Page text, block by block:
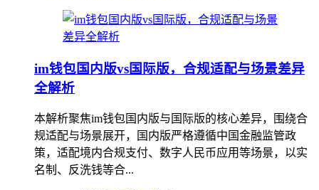
im钱包国内版vs国际版，合规适配与场景差异
全解析
本解析聚焦im钱包国内版与国际版的核心差异，围绕合
规适配与场景展开，国内版严格遵循中国金融监管政
策，适配境内合规支付、数字人民币应用等场景，以实
名制、反洗钱等合...